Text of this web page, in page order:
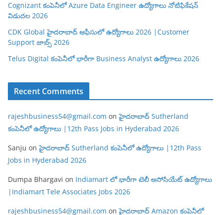
Cognizant కంపెనీలో Azure Data Engineer ఉద్యోగాలు నోటిఫికేషన్
విడుదల 2026
CDK Global హైదరాబాద్ ఆఫీసులో ఉద్యోగాలు 2026 |Customer
Support జాబ్స్ 2026
Telus Digital కంపెనీలో భారీగా Business Analyst ఉద్యోగాలు 2026
Recent Comments
rajeshbusiness54@gmail.com onహైదరాబాద్ Sutherland
కంపెనీలో ఉద్యోగాలు |12th Pass Jobs in Hyderabad 2026
Sanju onహైదరాబాద్ Sutherland కంపెనీలో ఉద్యోగాలు |12th Pass
Jobs in Hyderabad 2026
Dumpa Bhargavi on Indiamart లో భారీగా టెలీ అసోసియేట్ ఉద్యోగాలు
|Indiamart Tele Associates Jobs 2026
rajeshbusiness54@gmail.com onహైదరాబాద్ Amazon కంపెనీలో